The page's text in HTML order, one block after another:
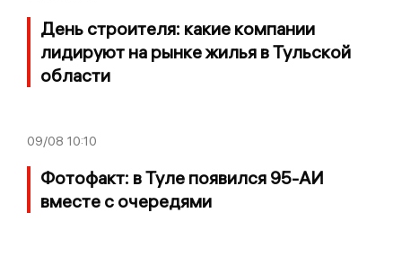
День строителя: какие компании
лидируют на рынке жилья в Тульской
области
09/08 10:10
Фотофакт: в Туле появился 95-АИ
вместе с очередями